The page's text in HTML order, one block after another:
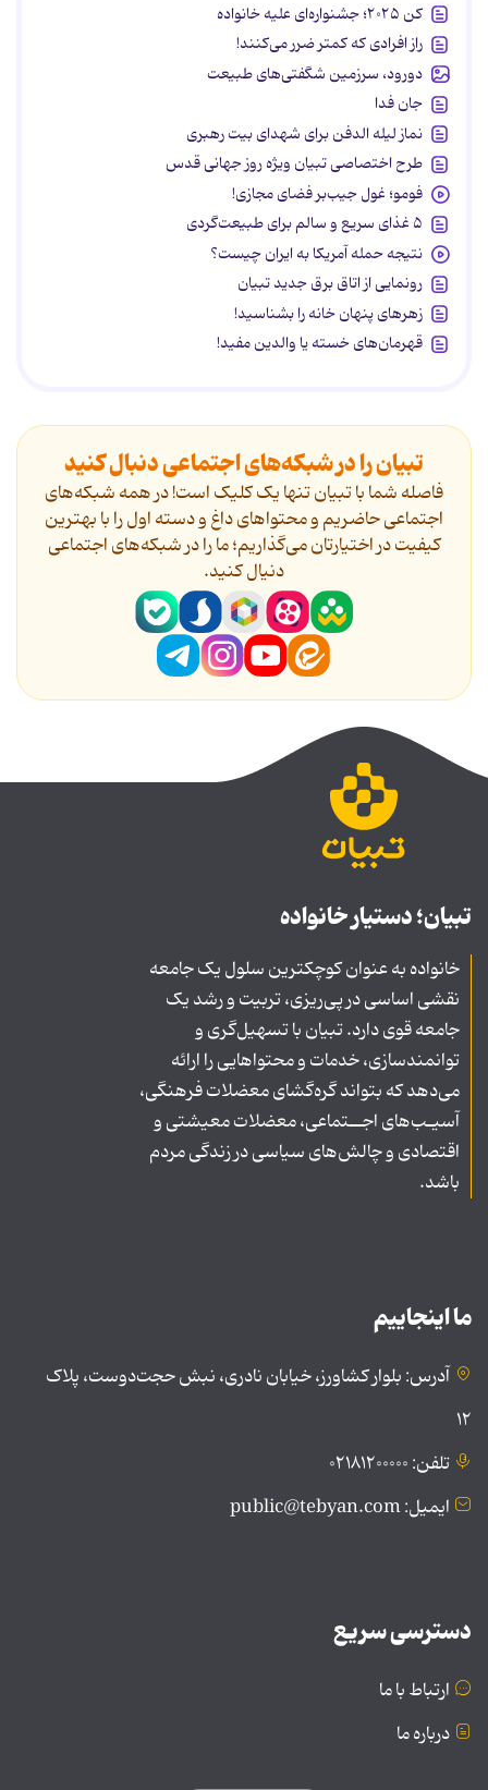
کن ۲۰۲۵؛ جشنواره‌ای علیه خانواده
راز افرادی که کمتر ضرر می‌کنند!
دورود، سرزمین شگفتی‌های طبیعت
جان فدا
نماز لیله الدفن برای شهدای بیت رهبری
طرح اختصاصی تبیان ویژه روز جهانی قدس
فومو؛ غول جیب‌بر فضای مجازی!
۵ غذای سریع و سالم برای طبیعت‌گردی
نتیجه حمله آمریکا به ایران چیست؟
رونمایی از اتاق برق جدید تبیان
زهرهای پنهان خانه را بشناسید!
قهرمان‌های خسته یا والدین مفید!
تبیان را در شبکه‌های اجتماعی دنبال کنید
فاصله شما با تبیان تنها یک کلیک است! در همه شبکه‌های
اجتماعی حاضریم و محتواهای داغ و دسته اول را با بهترین
کیفیت در اختیارتان می‌گذاریم؛ ما را در شبکه‌های اجتماعی
دنیال کنید.
تبیان؛ دستیار خانواده
خانواده به عنوان کوچکترین سلول یک جامعه
نقشی اساسی در پی‌ریزی، تربیت و رشد یک
جامعه قوی دارد. تبیان با تسهیل‌گری و
توانمندسازی، خدمات و محتواهایی را ارائه
می‌دهد که بتواند گره‌گشای معضلات فرهنگی،
آسیـب‌های اجــتماعی، معضلات معیشتی و
اقتصادی و چالش‌های سیاسی در زندگی مردم
باشد.
ما اینجاییم
آدرس: بلوار کشاورز، خیابان نادری، نبش حجت‌دوست، پلاک
۱۲
تلفن: ۰۲۱۸۱۲۰۰۰۰۰
ایمیل: public@tebyan.com
دسترسی سریع
ارتباط با ما
درباره ما